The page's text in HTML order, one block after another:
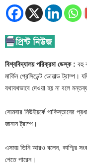
বিশ্ববিদ্যালয় পরিক্রমা ডেস্ক : বহু
মার্কিন প্রেসিডেন্ট ডোনাল্ড
যথাযথভাবে দেওয়া হয় না বলে মন্তব্য
সোমবার নিউইয়র্কে পাকিস্তানের
জানান ট্রাম্প।
এসময় তিনি আরও বলেন, কাশ্মির
পেতে পারেন।